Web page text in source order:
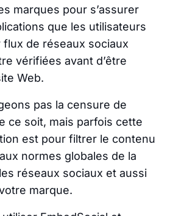
marques pour s’assurer
que les utilisateurs
de réseaux sociaux
vérifiées avant d’être
Web.
pas la censure de
ce soit, mais parfois cette
est pour filtrer le contenu
normes globales de la
réseaux sociaux et aussi
marque.